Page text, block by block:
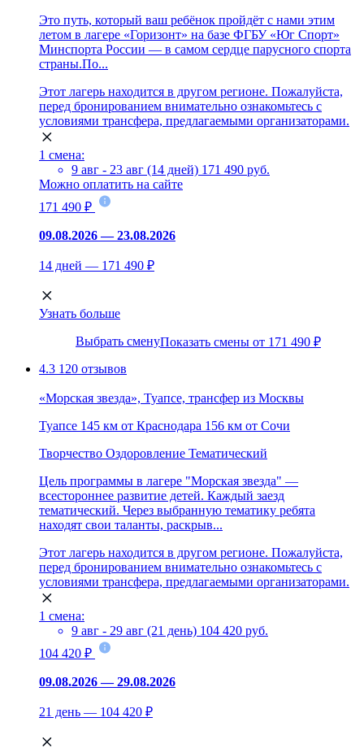
Это путь, который ваш ребёнок пройдёт с нами этим
летом в лагере «Горизонт» на базе ФГБУ «Юг Спорт»
Минспорта России — в самом сердце парусного спорта
страны.По...
Этот лагерь находится в другом регионе. Пожалуйста,
перед бронированием внимательно ознакомьтесь с
условиями трансфера, предлагаемыми организаторами.
1 смена:
9 авг - 23 авг (14 дней) 171 490 руб.
Можно оплатить на сайте
171 490 ₽
09.08.2026 — 23.08.2026
14 дней — 171 490 ₽
Узнать больше
Выбрать сменуПоказать смены от 171 490 ₽
4.3 120 отзывов
«Морская звезда», Туапсе, трансфер из Москвы
Туапсе 145 км от Краснодара 156 км от Сочи
Творчество Оздоровление Тематический
Цель программы в лагере "Морская звезда" —
всестороннее развитие детей. Каждый заезд
тематический. Через выбранную тематику ребята
находят свои таланты, раскрыв...
Этот лагерь находится в другом регионе. Пожалуйста,
перед бронированием внимательно ознакомьтесь с
условиями трансфера, предлагаемыми организаторами.
1 смена:
9 авг - 29 авг (21 день) 104 420 руб.
104 420 ₽
09.08.2026 — 29.08.2026
21 день — 104 420 ₽